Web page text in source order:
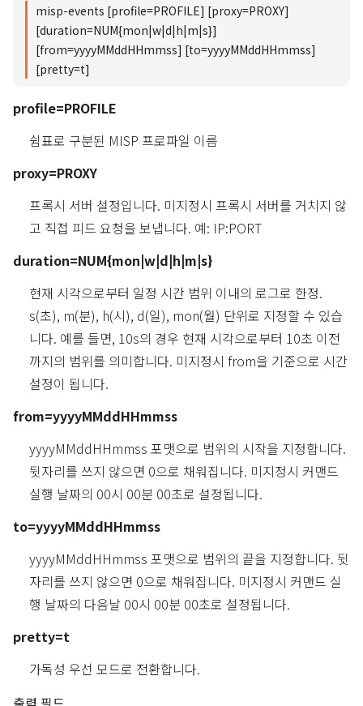
misp-events [profile=PROFILE] [proxy=PROXY]
[duration=NUM{mon|w|d|h|m|s}]
[from=yyyyMMddHHmmss] [to=yyyyMMddHHmmss]
[pretty=t]
profile=PROFILE
쉼표로 구분된 MISP 프로파일 이름
proxy=PROXY
프록시 서버 설정입니다. 미지정시 프록시 서버를 거치지 않
고 직접 피드 요청을 보냅니다. 예: IP:PORT
duration=NUM{mon|w|d|h|m|s}
현재 시각으로부터 일정 시간 범위 이내의 로그로 한정.
s(초), m(분), h(시), d(일), mon(월) 단위로 지정할 수 있습
니다. 예를 들면, 10s의 경우 현재 시각으로부터 10초 이전
까지의 범위를 의미합니다. 미지정시 from을 기준으로 시간
설정이 됩니다.
from=yyyyMMddHHmmss
yyyyMMddHHmmss 포맷으로 범위의 시작을 지정합니다.
뒷자리를 쓰지 않으면 0으로 채워집니다. 미지정시 커맨드
실행 날짜의 00시 00분 00초로 설정됩니다.
to=yyyyMMddHHmmss
yyyyMMddHHmmss 포맷으로 범위의 끝을 지정합니다. 뒷
자리를 쓰지 않으면 0으로 채워집니다. 미지정시 커맨드 실
행 날짜의 다음날 00시 00분 00초로 설정됩니다.
pretty=t
가독성 우선 모드로 전환합니다.